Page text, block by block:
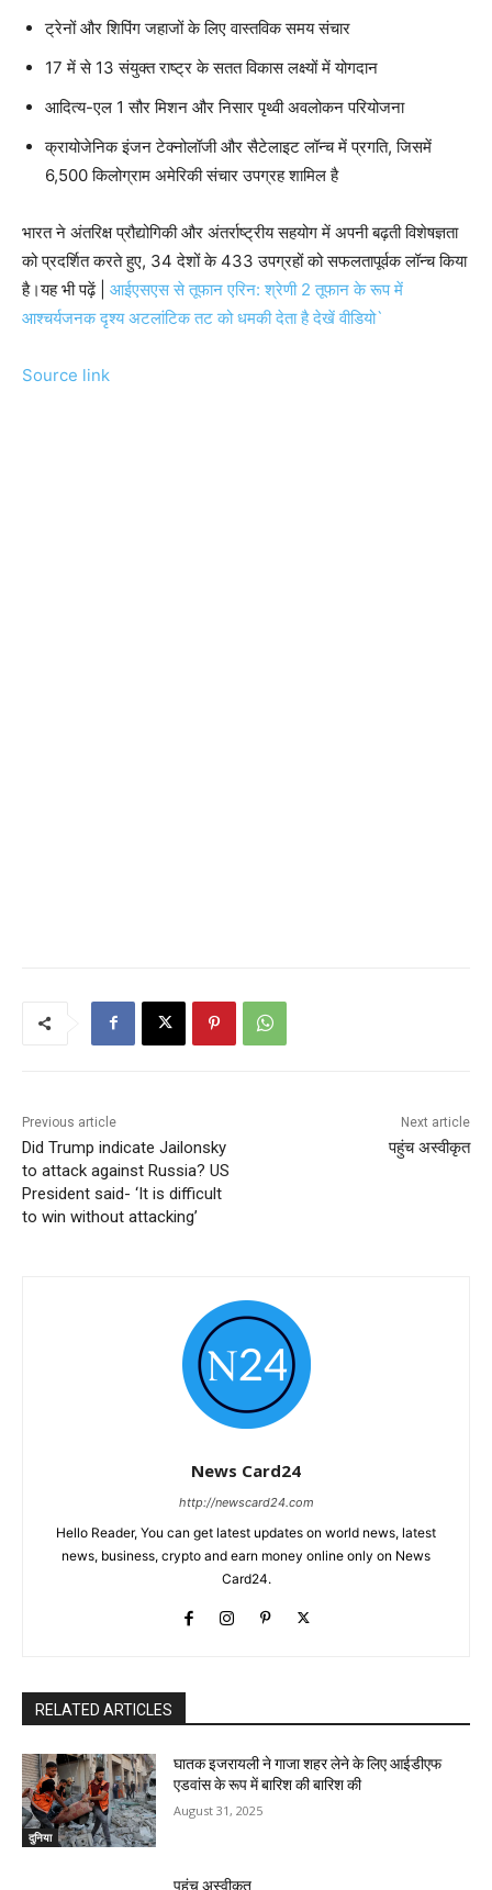
ट्रेनों और शिपिंग जहाजों के लिए वास्तविक समय संचार
17 में से 13 संयुक्त राष्ट्र के सतत विकास लक्ष्यों में योगदान
आदित्य-एल 1 सौर मिशन और निसार पृथ्वी अवलोकन परियोजना
क्रायोजेनिक इंजन टेक्नोलॉजी और सैटेलाइट लॉन्च में प्रगति, जिसमें
6,500 किलोग्राम अमेरिकी संचार उपग्रह शामिल है
भारत ने अंतरिक्ष प्रौद्योगिकी और अंतर्राष्ट्रीय सहयोग में अपनी बढ़ती विशेषज्ञता
को प्रदर्शित करते हुए, 34 देशों के 433 उपग्रहों को सफलतापूर्वक लॉन्च किया
है।यह भी पढ़ें | आईएसएस से तूफान एरिन: श्रेणी 2 तूफान के रूप में
आश्चर्यजनक दृश्य अटलांटिक तट को धमकी देता है देखें वीडियो`
Source link
Previous article
Did Trump indicate Jailonsky
to attack against Russia? US
President said- ‘It is difficult
to win without attacking’
Next article
पहुंच अस्वीकृत
News Card24
http://newscard24.com
Hello Reader, You can get latest updates on world news, latest
news, business, crypto and earn money online only on News
Card24.
RELATED ARTICLES
दुनिया
घातक इजरायली ने गाजा शहर लेने के लिए आईडीएफ
एडवांस के रूप में बारिश की बारिश की
August 31, 2025
पहुंच अस्वीकृत